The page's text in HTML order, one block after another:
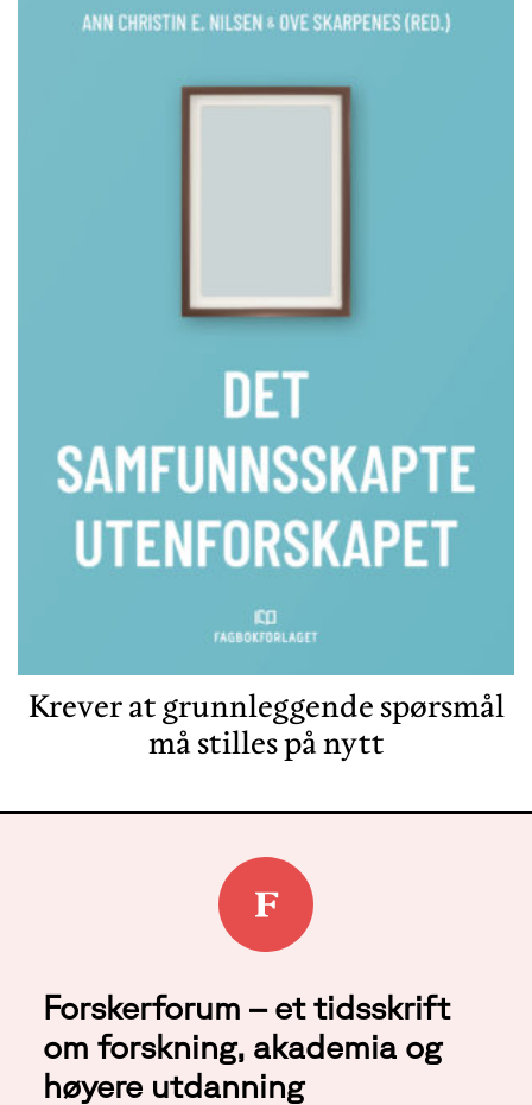
Krever at grunnleggende spørsmål
må stilles på nytt
Forskerforum – et tidsskrift
om forskning, akademia og
høyere utdanning